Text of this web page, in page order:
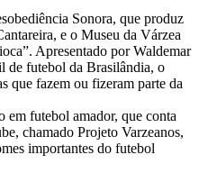
Sonora, que produz
e o Museu da Várzea
Apresentado por Waldemar
de futebol da Brasilândia, o
que fazem ou fizeram parte da
em futebol amador, que conta
chamado Projeto Varzeanos,
importantes do futebol